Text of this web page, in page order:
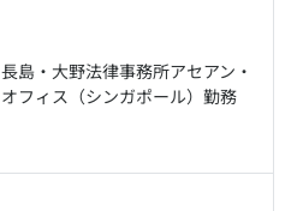
長島・大野法律事務所アセアン・
オフィス（シンガポール）勤務